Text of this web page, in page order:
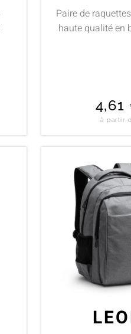
Paire de
haute qualité en
4,61
à partir